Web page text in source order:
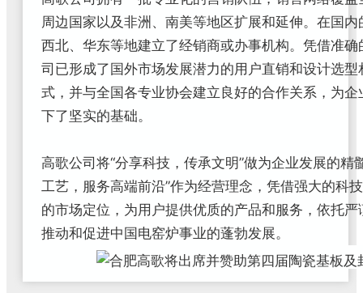
周边国家以及非洲、南美等地区扩展和延伸。在国
西北、华东等地建立了经销商或办事机构。凭借准确
司已形成了国外市场发展潜力的用户直销和设计选型
式，并与全国各专业协会建立良好的合作关系，为企
下了坚实的基础。
高歌公司将“分享科技，传承文明”做为企业发展的精
工艺，服务高端前沿”作为经营理念，凭借强大的科
的市场定位，为用户提供优质的产品和服务，依托
推动和促进中国电窑炉事业的蓬勃发展。